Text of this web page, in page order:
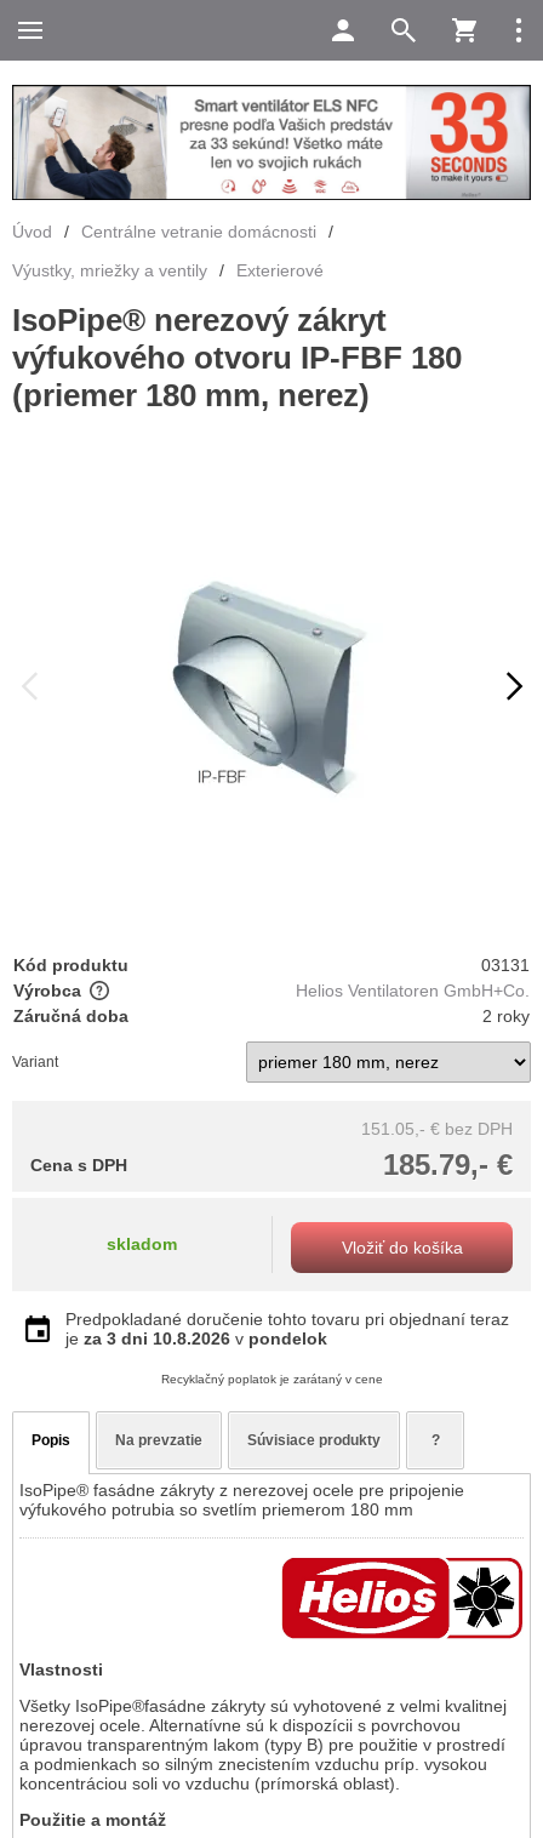
Úvod / Centrálne vetranie domácnosti
/
Výustky, mriežky a ventily
/ Exterierové
IsoPipe® nerezový zákryt
výfukového otvoru IP-FBF 180
(priemer 180 mm, nerez)
Kód produktu
03131
Výrobca
Helios Ventilatoren GmbH+Co.
Záručná doba
2 roky
Variant
151.05,- € bez DPH
185.79,- €
Cena s DPH
skladom Vložiť do košíka
Predpokladané doručenie tohto tovaru pri objednaní teraz
je za 3 dni 10.8.2026 v pondelok
Recyklačný poplatok je zarátaný v cene
Popis Na prevzatie Súvisiace produkty ?
IsoPipe® fasádne zákryty z nerezovej ocele pre pripojenie
výfukového potrubia so svetlím priemerom 180 mm
Vlastnosti
Všetky IsoPipe®fasádne zákryty sú vyhotovené z velmi kvalitnej
nerezovej ocele. Alternatívne sú k dispozícii s povrchovou
úpravou transparentným lakom (typy B) pre použitie v prostredí
a podmienkach so silným znecistením vzduchu príp. vysokou
koncentráciou soli vo vzduchu (prímorská oblast).
Použitie a montáž